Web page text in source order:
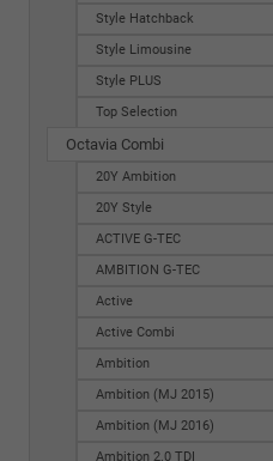
Style Hatchback
Style Limousine
Style PLUS
Top Selection
Octavia Combi
20Y Ambition
20Y Style
ACTIVE G-TEC
AMBITION G-TEC
Active
Active Combi
Ambition
Ambition (MJ 2015)
Ambition (MJ 2016)
Ambition 2.0 TDI